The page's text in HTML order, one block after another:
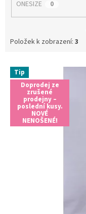
ONESIZE 0
Položek k zobrazení: 3
V Tip
Doprodej ze
zrušené
prodejny –
poslední kusy.
NOVÉ
NENOŠENÉ!